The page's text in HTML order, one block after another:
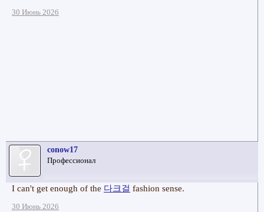
30 Июнь 2026
conow17
Профессионал
I can't get enough of the 다크걸 fashion sense.
30 Июнь 2026